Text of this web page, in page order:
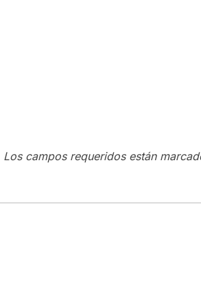
Los campos requeridos están